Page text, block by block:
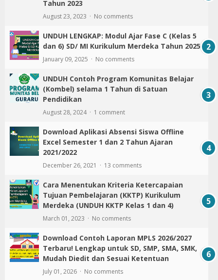
Tahun 2023
August 23, 2023 No comments
UNDUH LENGKAP: Modul Ajar Fase C (Kelas 5
dan 6) SD/ MI Kurikulum Merdeka Tahun 2025
January 09, 2025 No comments
UNDUH Contoh Program Komunitas Belajar
(Kombel) selama 1 Tahun di Satuan
Pendidikan
August 28, 2024 1 comment
Download Aplikasi Absensi Siswa Offline
Excel Semester 1 dan 2 Tahun Ajaran
2021/2022
December 26, 2021 13 comments
Cara Menentukan Kriteria Ketercapaian
Tujuan Pembelajaran (KKTP) Kurikulum
Merdeka (UNDUH KKTP Kelas 1 dan 4)
March 01, 2023 No comments
Download Contoh Laporan MPLS 2026/2027
Terbaru! Lengkap untuk SD, SMP, SMA, SMK,
Mudah Diedit dan Sesuai Ketentuan
July 01, 2026 No comments